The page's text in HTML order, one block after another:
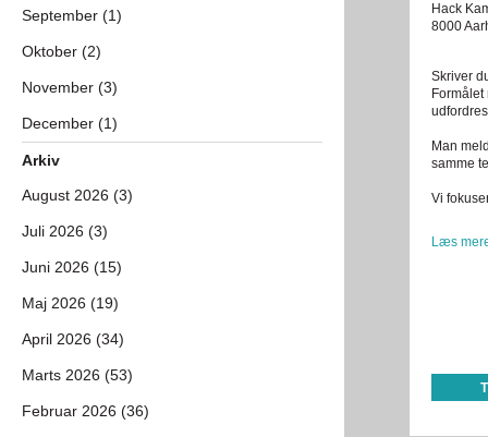
Hack
8000
Skriver
Man
samme
Vi
Læs
September (1)
Oktober (2)
November (3)
December (1)
Arkiv
August 2026 (3)
Juli 2026 (3)
Juni 2026 (15)
Maj 2026 (19)
April 2026 (34)
Marts 2026 (53)
Februar 2026 (36)